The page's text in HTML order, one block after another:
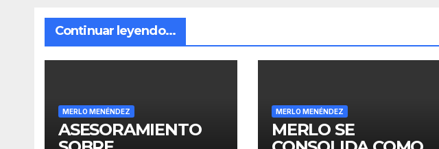
Continuar leyendo...
MERLO MENÉNDEZ
ASESORAMIENTO
MERLO MENÉNDEZ
MERLO SE